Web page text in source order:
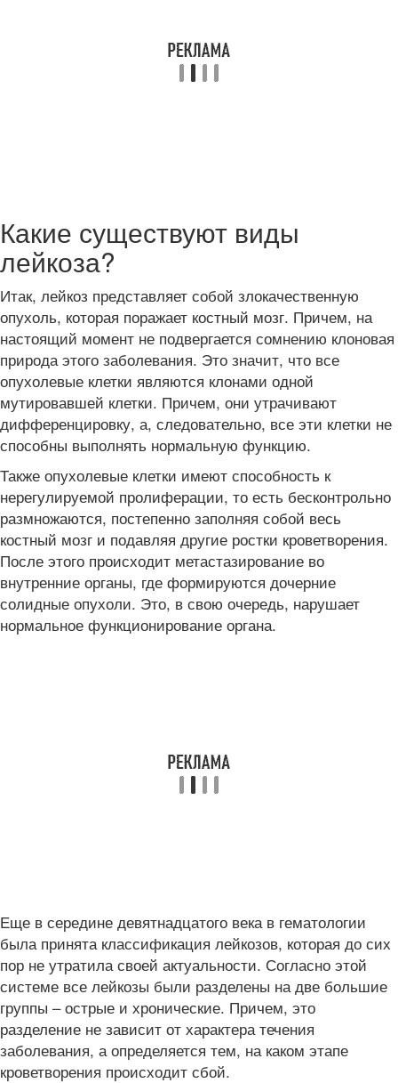
Какие существуют виды
лейкоза?
Итак, лейкоз представляет собой злокачественную
опухоль, которая поражает костный мозг. Причем, на
настоящий момент не подвергается сомнению клоновая
природа этого заболевания. Это значит, что все
опухолевые клетки являются клонами одной
мутировавшей клетки. Причем, они утрачивают
дифференцировку, а, следовательно, все эти клетки не
способны выполнять нормальную функцию.
Также опухолевые клетки имеют способность к
нерегулируемой пролиферации, то есть бесконтрольно
размножаются, постепенно заполняя собой весь
костный мозг и подавляя другие ростки кроветворения.
После этого происходит метастазирование во
внутренние органы, где формируются дочерние
солидные опухоли. Это, в свою очередь, нарушает
нормальное функционирование органа.
Еще в середине девятнадцатого века в гематологии
была принята классификация лейкозов, которая до сих
пор не утратила своей актуальности. Согласно этой
системе все лейкозы были разделены на две большие
группы – острые и хронические. Причем, это
разделение не зависит от характера течения
заболевания, а определяется тем, на каком этапе
кроветворения происходит сбой.